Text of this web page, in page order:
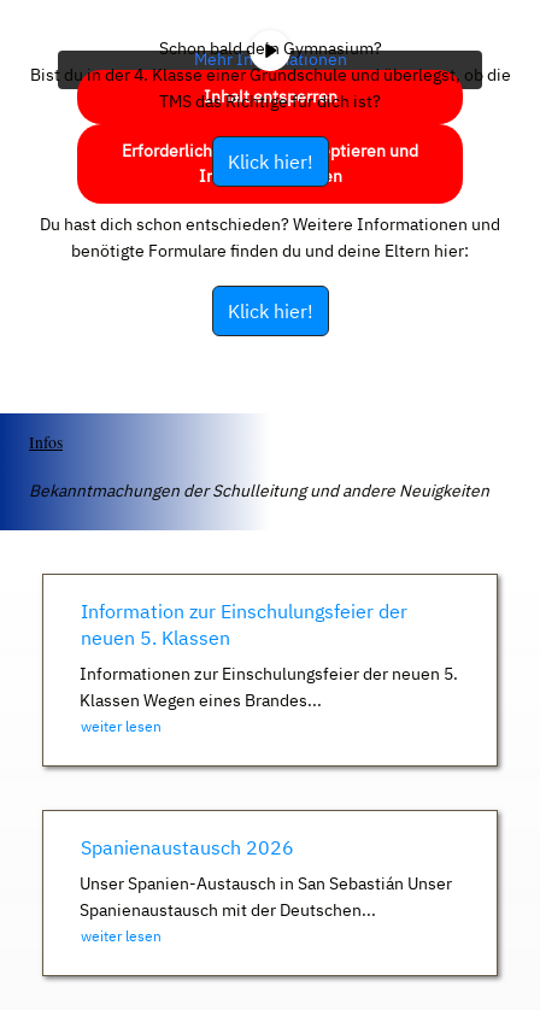
Mehr Informationen
Inhalt entsperren
Erforderlichen Service akzeptieren und
Inhalte entsperren
Schon bald dein Gymnasium?
Bist du in der 4. Klasse einer Grundschule und überlegst, ob die
TMS das Richtige für dich ist?
Klick hier!
Du hast dich schon entschieden? Weitere Informationen und
benötigte Formulare finden du und deine Eltern hier:
Klick hier!
Infos
Bekanntmachungen der Schulleitung und andere Neuigkeiten
Information zur Einschulungsfeier der
neuen 5. Klassen
Informationen zur Einschulungsfeier der neuen 5.
Klassen Wegen eines Brandes...
weiter lesen
Spanienaustausch 2026
Unser Spanien-Austausch in San Sebastián Unser
Spanienaustausch mit der Deutschen...
weiter lesen